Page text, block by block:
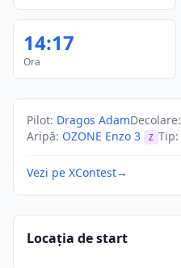
14:17
Ora
Pilot: Dragos AdamDecolare:
Aripă: OZONE Enzo 3 Z Tip:
Vezi pe XContest→
Locația de start